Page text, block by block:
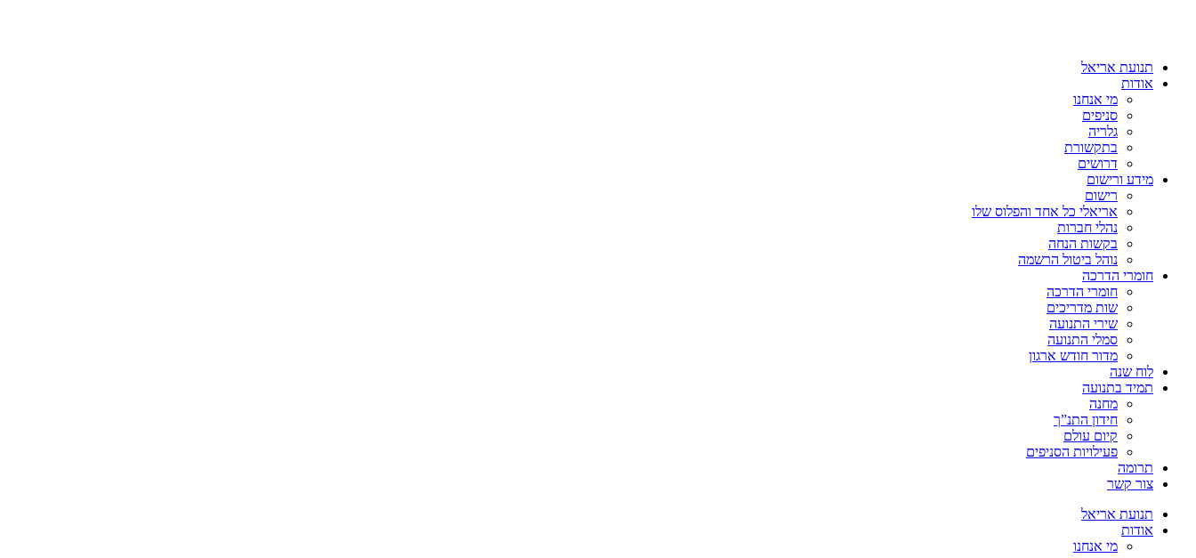
תנועת אריאל
אודות
מי אנחנו
סניפים
גלריה
בתקשורת
דרושים
מידע ורישום
רישום
אריאלי כל אחד והפלוס שלו
נהלי חברות
בקשות הנחה
נוהל ביטול הרשמה
חומרי הדרכה
חומרי הדרכה
שות מדריכים
שירי התנועה
סמלי התנועה
מדור חודש ארגון
לוח שנה
תמיד בתנועה
מחנה
חידון התנ”ך
קיום עולם
פעילויות הסניפים
תרומה
צור קשר
תנועת אריאל
אודות
מי אנחנו